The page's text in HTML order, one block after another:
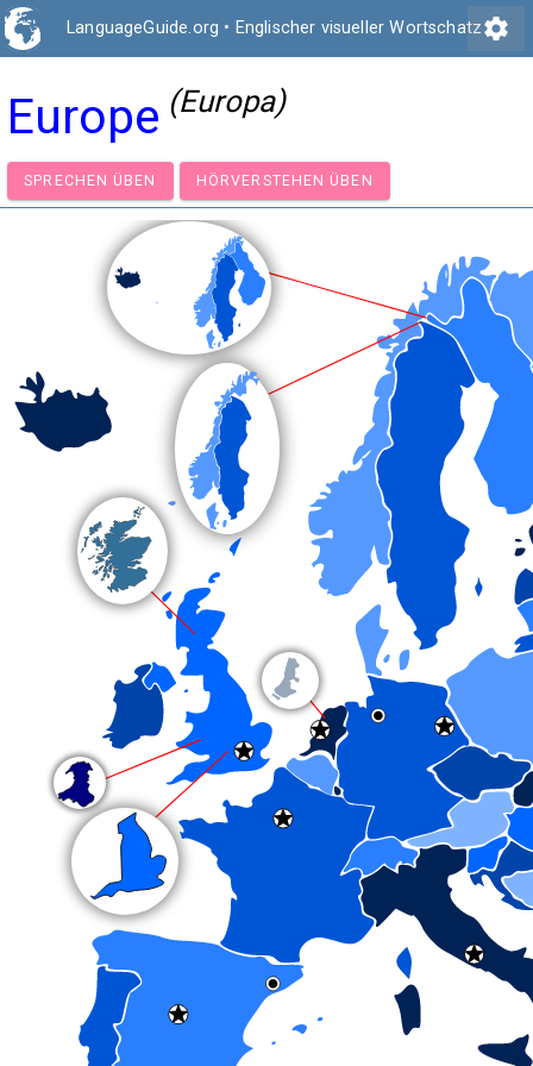
LanguageGuide.org • Englischer visueller Wortschatzsettings
Europe (Europa)
SPRECHEN ÜBEN HÖRVERSTEHEN ÜBEN